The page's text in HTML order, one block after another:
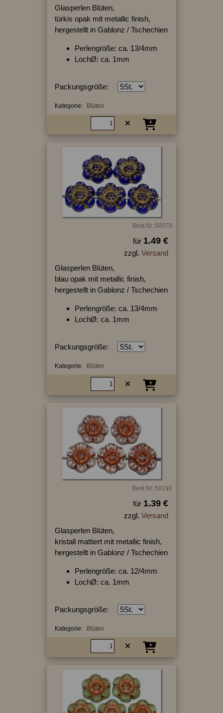
Glasperlen Blüten,
türkis opak mit metallic finish,
hergestellt in Gablonz / Tschechien
Perlengröße: ca. 13/4mm
LochØ: ca. 1mm
Packungsgröße:
Kategorie: Blüten
Best.Nr.:50070
für 1.49 €
zzgl. Versand
Glasperlen Blüten,
blau opak mit metallic finish,
hergestellt in Gablonz / Tschechien
Perlengröße: ca. 13/4mm
LochØ: ca. 1mm
Packungsgröße:
Kategorie: Blüten
Best.Nr.:50192
für 1.39 €
zzgl. Versand
Glasperlen Blüten,
kristall mattiert mit metallic finish,
hergestellt in Gablonz / Tschechien
Perlengröße: ca. 12/4mm
LochØ: ca. 1mm
Packungsgröße:
Kategorie: Blüten